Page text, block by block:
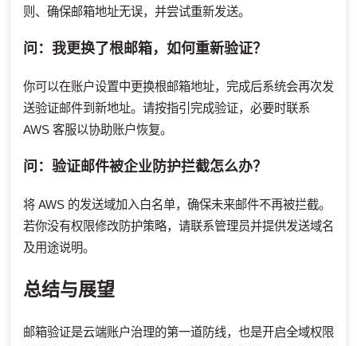
则、确保邮箱地址无误，并尝试重新发送。
问：我更换了根邮箱，如何重新验证？
你可以在账户设置中更换根邮箱地址，完成后系统会再次发
送验证邮件到新地址。请按指引完成验证，必要时联系
AWS 客服以协助账户恢复。
问：验证邮件被企业防护拦截怎么办？
将 AWS 的发送域加入白名单，确保未来邮件不再被拦截。
若你没有权限修改防护策略，请联系管理员并提供发送域名
及用途说明。
总结与展望
邮箱验证是云端账户治理的第一道防线，也是开启全域权限